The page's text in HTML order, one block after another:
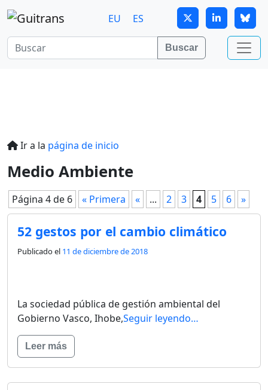
Continuar al contenido principal
EU
ES
Buscar
Ir a la página de inicio
Medio Ambiente
Página 4 de 6 « Primera « ... 2 3 4 5 6 »
52 gestos por el cambio climático
Publicado el 11 de diciembre de 2018
La sociedad pública de gestión ambiental del
Gobierno Vasco, Ihobe,Seguir leyendo…
Leer más